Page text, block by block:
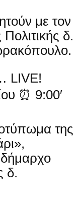
με τον
δ.
LIVE!
⏰ 9:00′
της
δ.